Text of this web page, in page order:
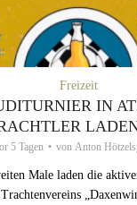
Freizeit
IN
5 Tagen von Anton
Male laden die